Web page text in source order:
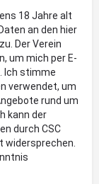
18 Jahre alt
an den hier
Der Verein
um mich per E-
Ich stimme
verwendet, um
rund um
kann der
durch CSC
widersprechen.